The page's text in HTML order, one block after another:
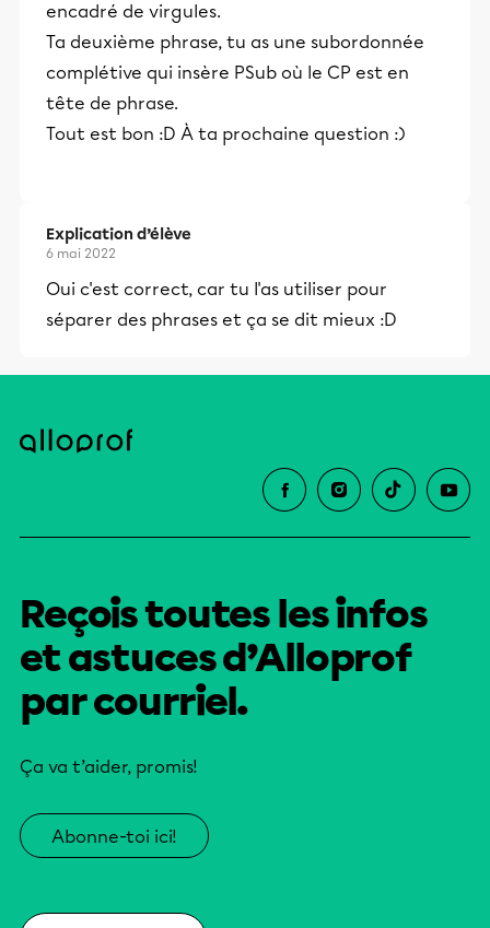
encadré de virgules.
Ta deuxième phrase, tu as une subordonnée
complétive qui insère PSub où le CP est en
tête de phrase.
Tout est bon :D À ta prochaine question :)
Explication d’élève
6 mai 2022
Oui c'est correct, car tu l'as utiliser pour
séparer des phrases et ça se dit mieux :D
Reçois toutes les infos
et astuces d’Alloprof
par courriel.
Ça va t’aider, promis!
Abonne-toi ici!